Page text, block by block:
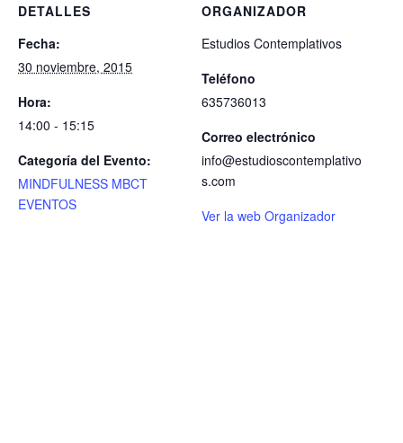
DETALLES
Fecha:
30 noviembre, 2015
Hora:
14:00 - 15:15
Categoría del Evento:
MINDFULNESS MBCT
EVENTOS
ORGANIZADOR
Estudios Contemplativos
Teléfono
635736013
Correo electrónico
info@estudioscontemplativo
s.com
Ver la web Organizador